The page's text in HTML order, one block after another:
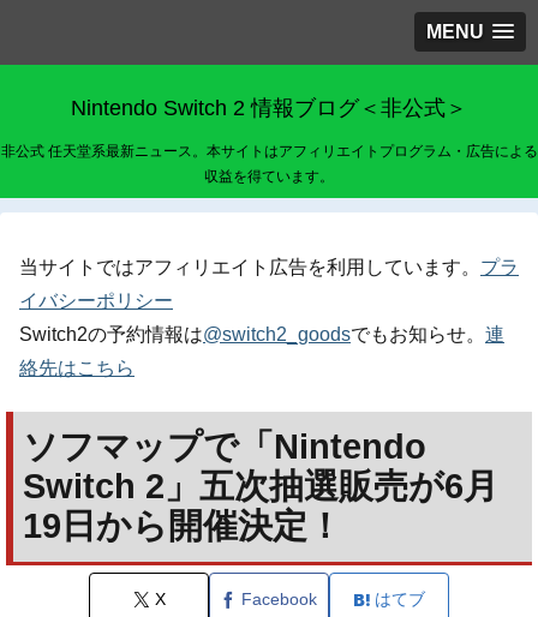
MENU
Nintendo Switch 2 情報ブログ＜非公式＞
非公式 任天堂系最新ニュース。本サイトはアフィリエイトプログラム・広告による
収益を得ています。
当サイトではアフィリエイト広告を利用しています。 プラ
イバシーポリシー
Switch2の予約情報は@switch2_goodsでもお知らせ。 連
絡先はこちら
ソフマップで「Nintendo
Switch 2」五次抽選販売が6月
19日から開催決定！
X Facebook はてブ